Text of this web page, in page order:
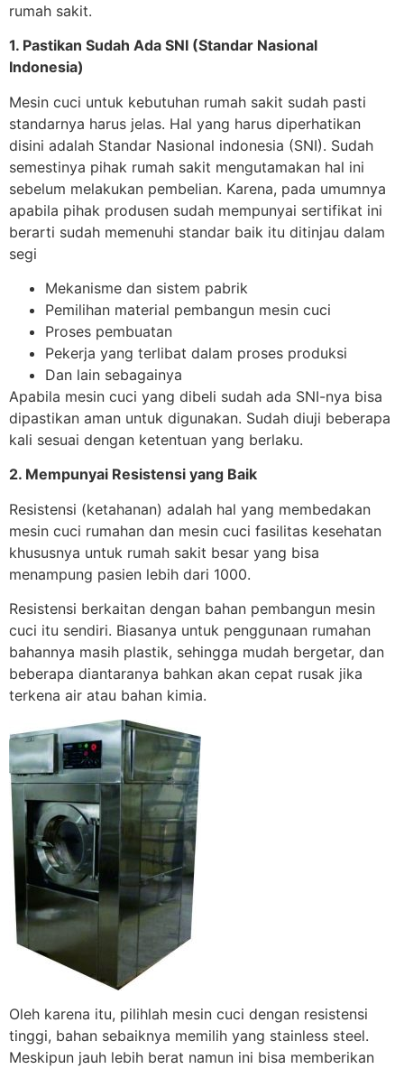
rumah sakit.
1. Pastikan Sudah Ada SNI (Standar Nasional
Indonesia)
Mesin cuci untuk kebutuhan rumah sakit sudah pasti
standarnya harus jelas. Hal yang harus diperhatikan
disini adalah Standar Nasional indonesia (SNI). Sudah
semestinya pihak rumah sakit mengutamakan hal ini
sebelum melakukan pembelian. Karena, pada umumnya
apabila pihak produsen sudah mempunyai sertifikat ini
berarti sudah memenuhi standar baik itu ditinjau dalam
segi
Mekanisme dan sistem pabrik
Pemilihan material pembangun mesin cuci
Proses pembuatan
Pekerja yang terlibat dalam proses produksi
Dan lain sebagainya
Apabila mesin cuci yang dibeli sudah ada SNI-nya bisa
dipastikan aman untuk digunakan. Sudah diuji beberapa
kali sesuai dengan ketentuan yang berlaku.
2. Mempunyai Resistensi yang Baik
Resistensi (ketahanan) adalah hal yang membedakan
mesin cuci rumahan dan mesin cuci fasilitas kesehatan
khususnya untuk rumah sakit besar yang bisa
menampung pasien lebih dari 1000.
Resistensi berkaitan dengan bahan pembangun mesin
cuci itu sendiri. Biasanya untuk penggunaan rumahan
bahannya masih plastik, sehingga mudah bergetar, dan
beberapa diantaranya bahkan akan cepat rusak jika
terkena air atau bahan kimia.
Oleh karena itu, pilihlah mesin cuci dengan resistensi
tinggi, bahan sebaiknya memilih yang stainless steel.
Meskipun jauh lebih berat namun ini bisa memberikan